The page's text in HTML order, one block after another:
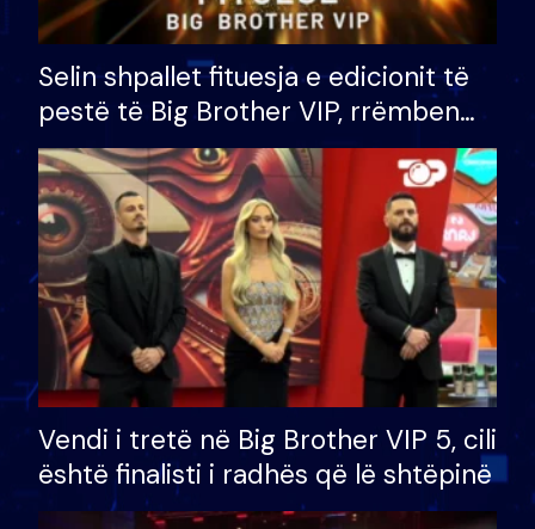
Selin shpallet fituesja e edicionit të
pestë të Big Brother VIP, rrëmben
çmimin e madh prej 100 mijë eurosh
Vendi i tretë në Big Brother VIP 5, cili
është finalisti i radhës që lë shtëpinë